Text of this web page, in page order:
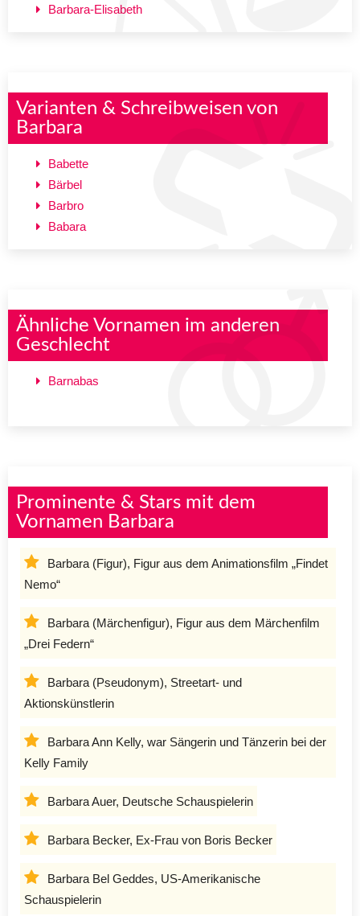
Barbara-Elisabeth
Varianten & Schreibweisen von
Barbara
Babette
Bärbel
Barbro
Babara
Ähnliche Vornamen im anderen
Geschlecht
Barnabas
Prominente & Stars mit dem
Vornamen Barbara
Barbara (Figur), Figur aus dem Animationsfilm „Findet
Nemo“
Barbara (Märchenfigur), Figur aus dem Märchenfilm
„Drei Federn“
Barbara (Pseudonym), Streetart- und
Aktionskünstlerin
Barbara Ann Kelly, war Sängerin und Tänzerin bei der
Kelly Family
Barbara Auer, Deutsche Schauspielerin
Barbara Becker, Ex-Frau von Boris Becker
Barbara Bel Geddes, US-Amerikanische
Schauspielerin